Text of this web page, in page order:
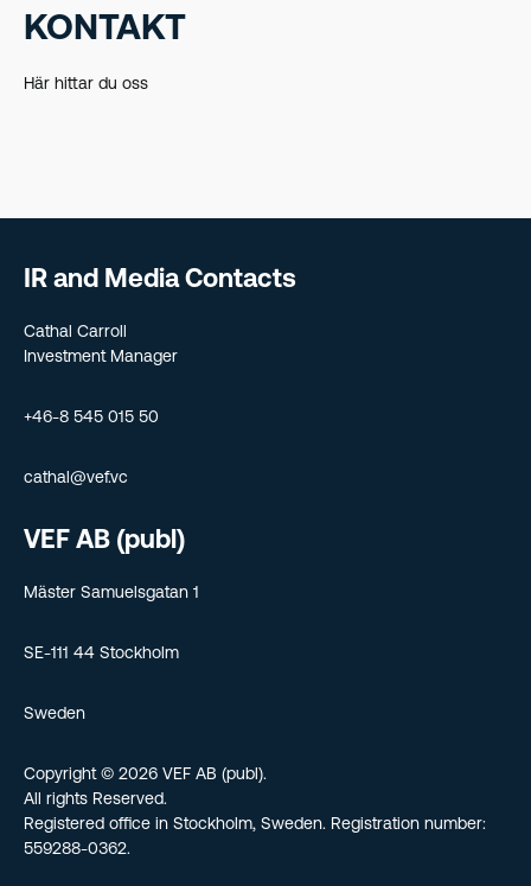
KONTAKT
Här hittar du oss
IR and Media Contacts
Cathal Carroll
Investment Manager
+46-8 545 015 50
cathal@vef.vc
VEF AB (publ)
Mäster Samuelsgatan 1
SE-111 44 Stockholm
Sweden
Copyright © 2026 VEF AB (publ).
All rights Reserved.
Registered office in Stockholm, Sweden. Registration number:
559288-0362.